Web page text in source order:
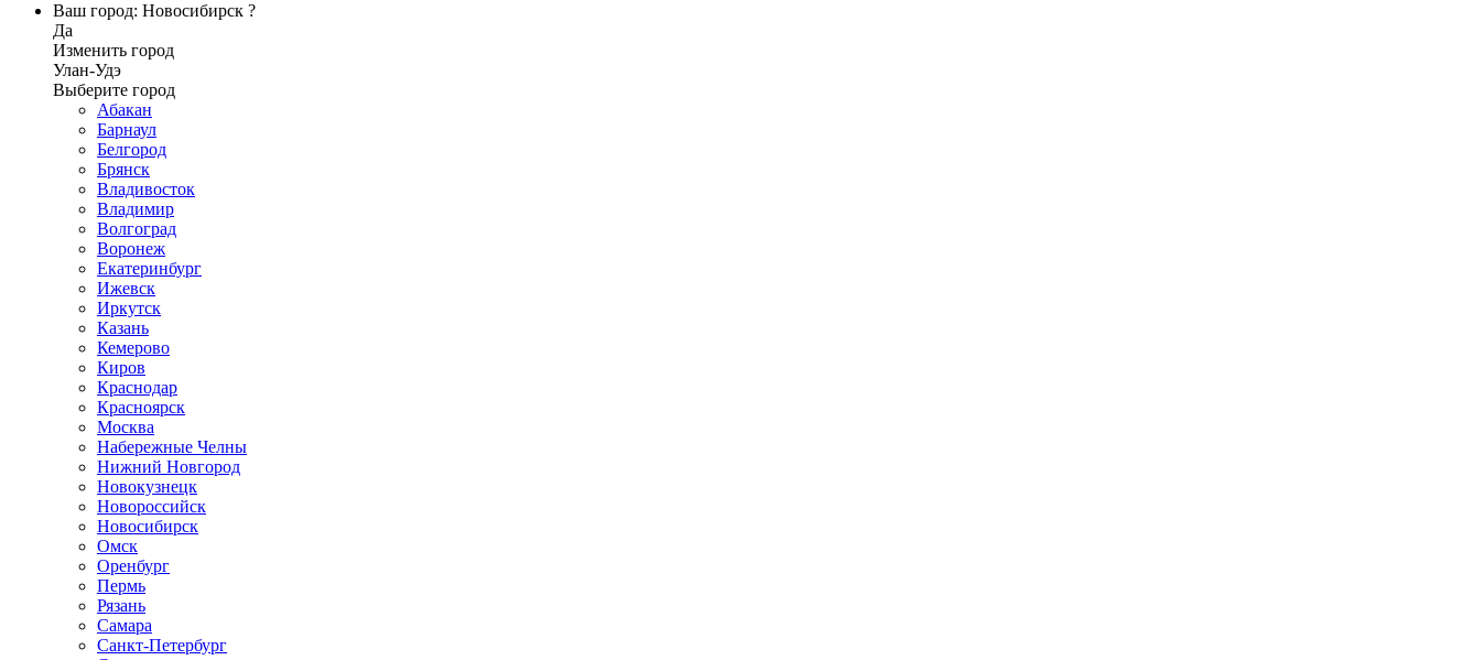
Ваш город: Новосибирск ?
Да
Изменить город
Улан-Удэ
Выберите город
Абакан
Барнаул
Белгород
Брянск
Владивосток
Владимир
Волгоград
Воронеж
Екатеринбург
Ижевск
Иркутск
Казань
Кемерово
Киров
Краснодар
Красноярск
Москва
Набережные Челны
Нижний Новгород
Новокузнецк
Новороссийск
Новосибирск
Омск
Оренбург
Пермь
Рязань
Самара
Санкт-Петербург